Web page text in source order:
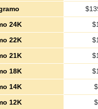
$
24K
$
22K
$
21K
$
18K
$
14K
$
12K
$